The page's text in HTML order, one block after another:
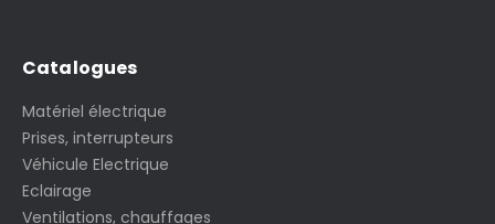
Catalogues
Matériel électrique
Prises, interrupteurs
Véhicule Electrique
Eclairage
Ventilations, chauffages